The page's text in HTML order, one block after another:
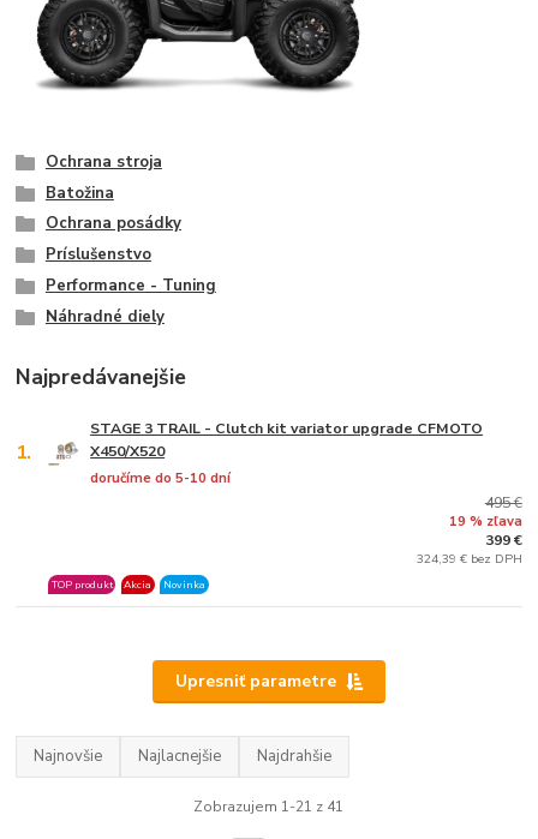
Ochrana stroja
Batožina
Ochrana posádky
Príslušenstvo
Performance - Tuning
Náhradné diely
Najpredávanejšie
1.
STAGE 3 TRAIL - Clutch kit variator upgrade CFMOTO
X450/X520
doručíme do 5-10 dní
TOP produkt Akcia Novinka
495 €
19 % zľava
399 €
324,39 € bez DPH
Upresniť parametre
Najnovšie Najlacnejšie Najdrahšie
Zobrazujem 1-21 z 41